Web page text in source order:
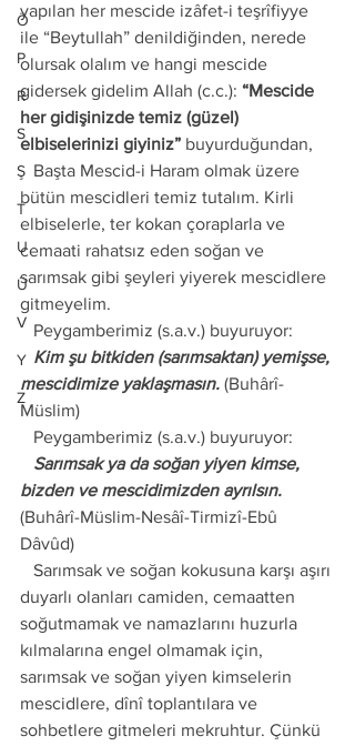
Ö
P
R
S
Ş
T
U
Ü
V
Y
Z
yapılan her mescide izâfet-i teşrîfiyye
ile “Beytullah” denildiğinden, nerede
olursak olalım ve hangi mescide
gidersek gidelim Allah (c.c.): “Mescide
her gidişinizde temiz (güzel)
elbiselerinizi giyiniz” buyurduğundan,
   Başta Mescid-i Haram olmak üzere
bütün mescidleri temiz tutalım. Kirli
elbiselerle, ter kokan çoraplarla ve
cemaati rahatsız eden soğan ve
sarımsak gibi şeyleri yiyerek mescidlere
gitmeyelim.
   Peygamberimiz (s.a.v.) buyuruyor:
   Kim şu bitkiden (sarımsaktan) yemişse,
mescidimize yaklaşmasın. (Buhârî-
Müslim)
   Peygamberimiz (s.a.v.) buyuruyor:
bizden ve mescidimizden ayrılsın.
(Buhârî-Müslim-Nesâî-Tirmizî-Ebû
Dâvûd)
duyarlı olanları camiden, cemaatten
soğutmamak ve namazlarını huzurla
kılmalarına engel olmamak için,
sarımsak ve soğan yiyen kimselerin
mescidlere, dînî toplantılara ve
sohbetlere gitmeleri mekruhtur. Çünkü